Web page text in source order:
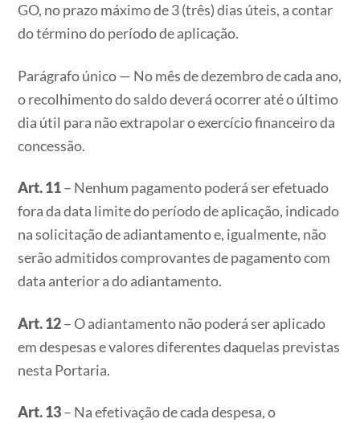
GO, no prazo máximo de 3 (três) dias úteis, a contar
do término do período de aplicação.
Parágrafo único — No mês de dezembro de cada ano,
o recolhimento do saldo deverá ocorrer até o último
dia útil para não extrapolar o exercício financeiro da
concessão.
Art. 11– Nenhum pagamento poderá ser efetuado
fora da data limite do período de aplicação, indicado
na solicitação de adiantamento e, igualmente, não
serão admitidos comprovantes de pagamento com
data anterior a do adiantamento.
Art. 12– O adiantamento não poderá ser aplicado
em despesas e valores diferentes daquelas previstas
nesta Portaria.
Art. 13– Na efetivação de cada despesa, o